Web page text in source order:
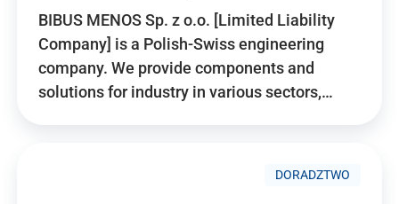
BIBUS MENOS Sp. z o.o. [Limited Liability
Company] is a Polish-Swiss engineering
company. We provide components and
solutions for industry in various sectors,…
DORADZTWO